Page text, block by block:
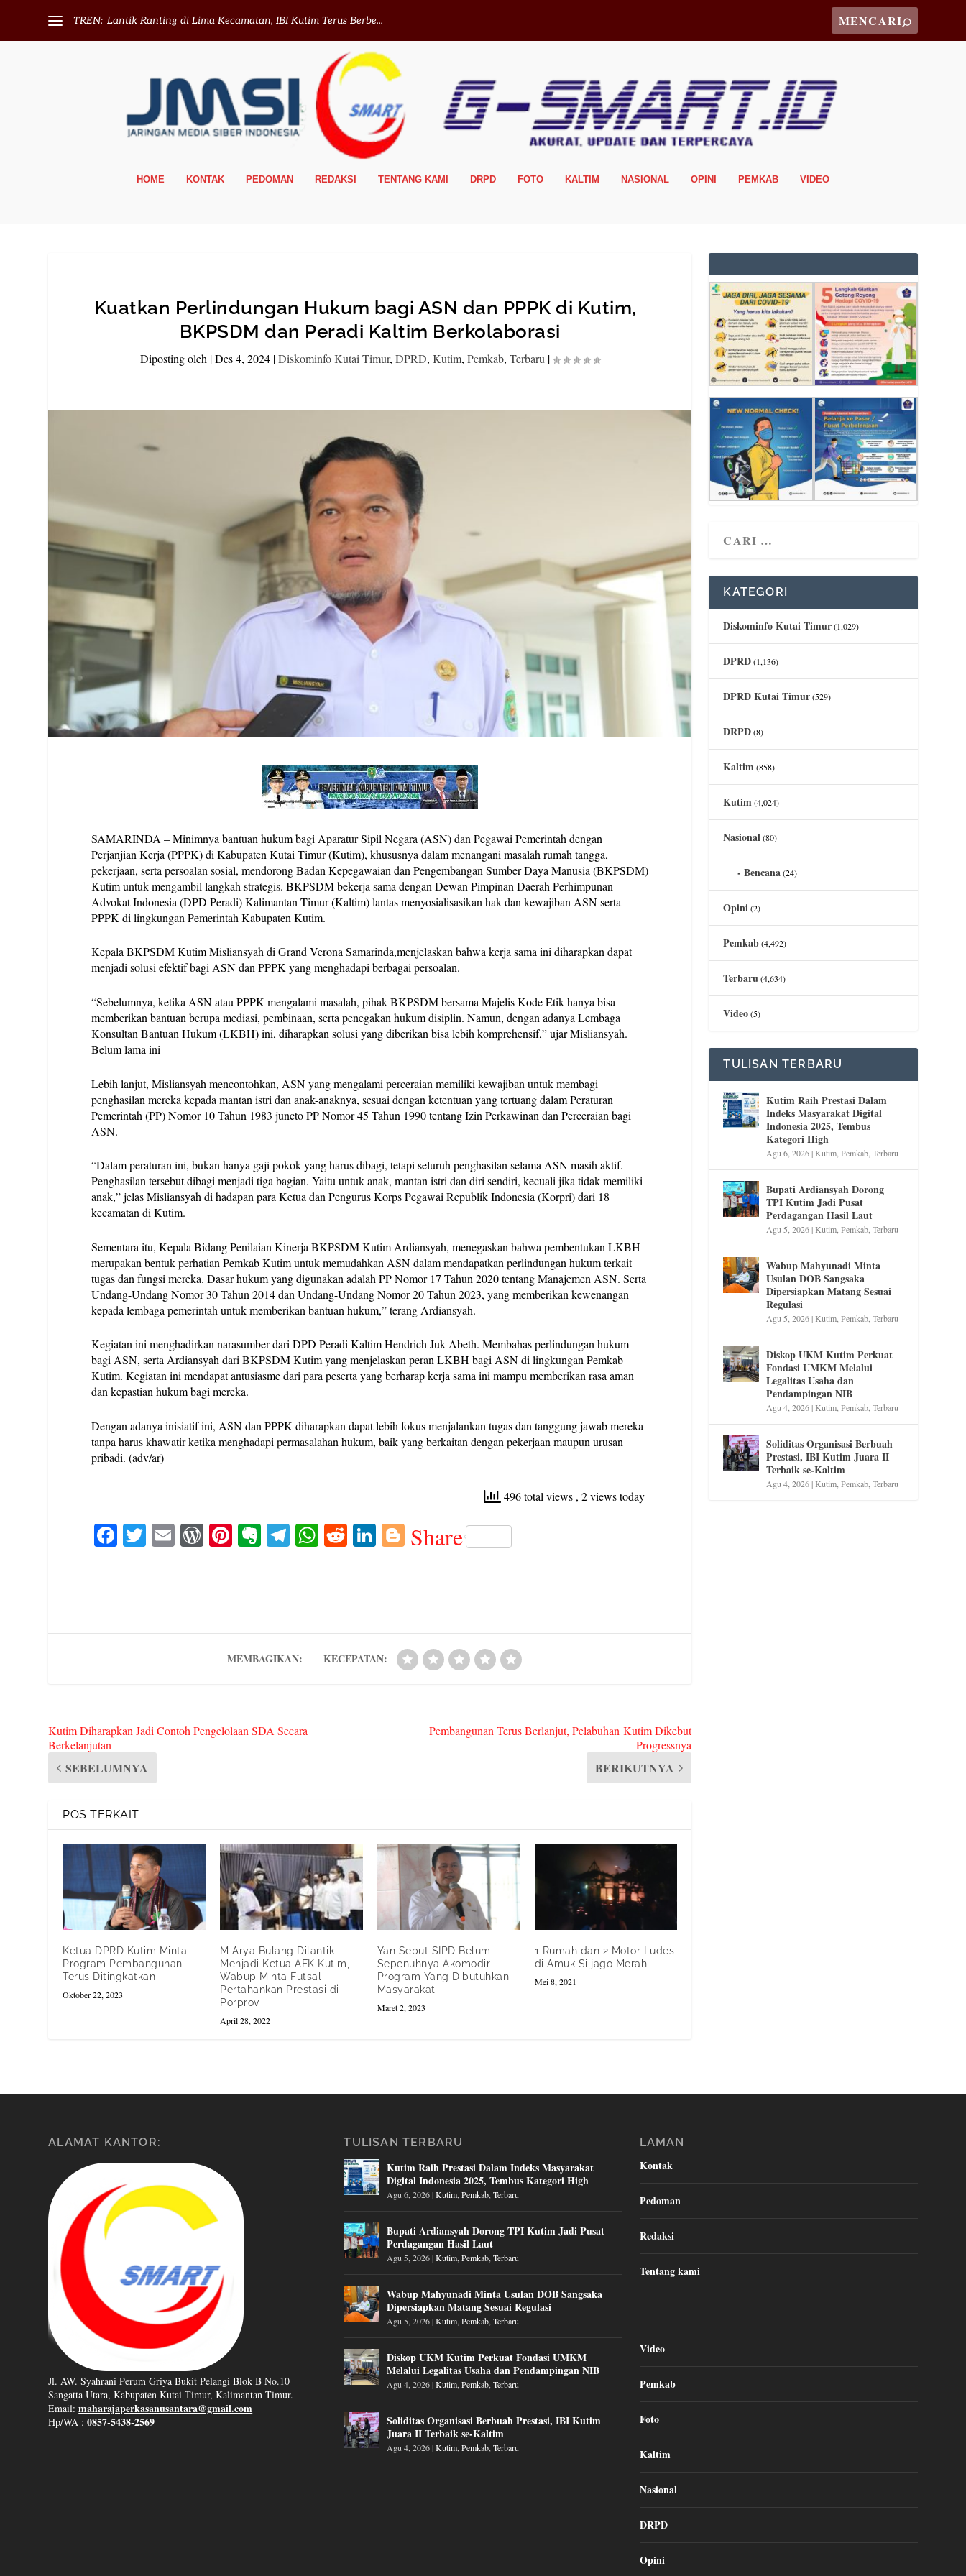
TREN: Lantik Ranting di Lima Kecamatan, IBI Kutim Terus Berbe...
HOME KONTAK PEDOMAN REDAKSI TENTANG KAMI DRPD FOTO KALTIM NASIONAL OPINI PEMKAB VIDEO
Kuatkan Perlindungan Hukum bagi ASN dan PPPK di Kutim,
BKPSDM dan Peradi Kaltim Berkolaborasi
Diposting oleh |Des 4, 2024|Diskominfo Kutai Timur, DPRD, Kutim, Pemkab, Terbaru |
SAMARINDA – Minimnya bantuan hukum bagi Aparatur Sipil Negara (ASN) dan Pegawai Pemerintah dengan
Perjanjian Kerja (PPPK) di Kabupaten Kutai Timur (Kutim), khususnya dalam menangani masalah rumah tangga,
pekerjaan, serta persoalan sosial, mendorong Badan Kepegawaian dan Pengembangan Sumber Daya Manusia (BKPSDM)
Kutim untuk mengambil langkah strategis. BKPSDM bekerja sama dengan Dewan Pimpinan Daerah Perhimpunan
Advokat Indonesia (DPD Peradi) Kalimantan Timur (Kaltim) lantas menyosialisasikan hak dan kewajiban ASN serta
PPPK di lingkungan Pemerintah Kabupaten Kutim.
Kepala BKPSDM Kutim Misliansyah di Grand Verona Samarinda,menjelaskan bahwa kerja sama ini diharapkan dapat
menjadi solusi efektif bagi ASN dan PPPK yang menghadapi berbagai persoalan.
“Sebelumnya, ketika ASN atau PPPK mengalami masalah, pihak BKPSDM bersama Majelis Kode Etik hanya bisa
memberikan bantuan berupa mediasi, pembinaan, serta penegakan hukum disiplin. Namun, dengan adanya Lembaga
Konsultan Bantuan Hukum (LKBH) ini, diharapkan solusi yang diberikan bisa lebih komprehensif,” ujar Misliansyah.
Belum lama ini
Lebih lanjut, Misliansyah mencontohkan, ASN yang mengalami perceraian memiliki kewajiban untuk membagi
penghasilan mereka kepada mantan istri dan anak-anaknya, sesuai dengan ketentuan yang tertuang dalam Peraturan
Pemerintah (PP) Nomor 10 Tahun 1983 juncto PP Nomor 45 Tahun 1990 tentang Izin Perkawinan dan Perceraian bagi
ASN.
“Dalam peraturan ini, bukan hanya gaji pokok yang harus dibagi, tetapi seluruh penghasilan selama ASN masih aktif.
Penghasilan tersebut dibagi menjadi tiga bagian. Yaitu untuk anak, mantan istri dan diri sendiri, kecuali jika tidak memiliki
anak,” jelas Misliansyah di hadapan para Ketua dan Pengurus Korps Pegawai Republik Indonesia (Korpri) dari 18
kecamatan di Kutim.
Sementara itu, Kepala Bidang Penilaian Kinerja BKPSDM Kutim Ardiansyah, menegaskan bahwa pembentukan LKBH
merupakan bentuk perhatian Pemkab Kutim untuk memudahkan ASN dalam mendapatkan perlindungan hukum terkait
tugas dan fungsi mereka. Dasar hukum yang digunakan adalah PP Nomor 17 Tahun 2020 tentang Manajemen ASN. Serta
Undang-Undang Nomor 30 Tahun 2014 dan Undang-Undang Nomor 20 Tahun 2023, yang memberikan kewenangan
kepada lembaga pemerintah untuk memberikan bantuan hukum,” terang Ardiansyah.
Kegiatan ini menghadirkan narasumber dari DPD Peradi Kaltim Hendrich Juk Abeth. Membahas perlindungan hukum
bagi ASN, serta Ardiansyah dari BKPSDM Kutim yang menjelaskan peran LKBH bagi ASN di lingkungan Pemkab
Kutim. Kegiatan ini mendapat antusiasme dari para peserta yang berharap kerja sama ini mampu memberikan rasa aman
dan kepastian hukum bagi mereka.
Dengan adanya inisiatif ini, ASN dan PPPK diharapkan dapat lebih fokus menjalankan tugas dan tanggung jawab mereka
tanpa harus khawatir ketika menghadapi permasalahan hukum, baik yang berkaitan dengan pekerjaan maupun urusan
pribadi. (adv/ar)
496 total views , 2 views today
Fa T E W
es
Pi
t
E
e
Te
m
W
pp
R Li Bl
Share
MEMBAGIKAN: KECEPATAN:
Kutim Diharapkan Jadi Contoh Pengelolaan SDA Secara
Berkelanjutan
SEBELUMNYA
Pembangunan Terus Berlanjut, Pelabuhan Kutim Dikebut
Progressnya
BERIKUTNYA
POS TERKAIT
Ketua DPRD Kutim Minta
Program Pembangunan
Terus Ditingkatkan
Oktober 22, 2023
M Arya Bulang Dilantik
Menjadi Ketua AFK Kutim,
Wabup Minta Futsal
Pertahankan Prestasi di
Porprov
April 28, 2022
Yan Sebut SIPD Belum
Sepenuhnya Akomodir
Program Yang Dibutuhkan
Masyarakat
Maret 2, 2023
1 Rumah dan 2 Motor Ludes
di Amuk Si jago Merah
Mei 8, 2021
KATEGORI
Diskominfo Kutai Timur(1,029)
DPRD(1,136)
DPRD Kutai Timur(529)
DRPD(8)
Kaltim(858)
Kutim(4,024)
Nasional(80)
Bencana(24)
Opini(2)
Pemkab(4,492)
Terbaru(4,634)
Video(5)
TULISAN TERBARU
Kutim Raih Prestasi Dalam
Indeks Masyarakat Digital
Indonesia 2025, Tembus
Kategori High
Agu 6, 2026|Kutim,Pemkab,Terbaru
Bupati Ardiansyah Dorong
TPI Kutim Jadi Pusat
Perdagangan Hasil Laut
Agu 5, 2026|Kutim,Pemkab,Terbaru
Wabup Mahyunadi Minta
Usulan DOB Sangsaka
Dipersiapkan Matang Sesuai
Regulasi
Agu 5, 2026|Kutim,Pemkab,Terbaru
Diskop UKM Kutim Perkuat
Fondasi UMKM Melalui
Legalitas Usaha dan
Pendampingan NIB
Agu 4, 2026|Kutim,Pemkab,Terbaru
Soliditas Organisasi Berbuah
Prestasi, IBI Kutim Juara II
Terbaik se-Kaltim
Agu 4, 2026|Kutim,Pemkab,Terbaru
ALAMAT KANTOR:
Jl. AW. Syahrani Perum Griya Bukit Pelangi Blok B No.10
Sangatta Utara, Kabupaten Kutai Timur, Kalimantan Timur.
Email:maharajaperkasanusantara@gmail.com
Hp/WA :0857-5438-2569
TULISAN TERBARU
Kutim Raih Prestasi Dalam Indeks Masyarakat
Digital Indonesia 2025, Tembus Kategori High
Agu 6, 2026|Kutim,Pemkab,Terbaru
Bupati Ardiansyah Dorong TPI Kutim Jadi Pusat
Perdagangan Hasil Laut
Agu 5, 2026|Kutim,Pemkab,Terbaru
Wabup Mahyunadi Minta Usulan DOB Sangsaka
Dipersiapkan Matang Sesuai Regulasi
Agu 5, 2026|Kutim,Pemkab,Terbaru
Diskop UKM Kutim Perkuat Fondasi UMKM
Melalui Legalitas Usaha dan Pendampingan NIB
Agu 4, 2026|Kutim,Pemkab,Terbaru
Soliditas Organisasi Berbuah Prestasi, IBI Kutim
Juara II Terbaik se-Kaltim
Agu 4, 2026|Kutim,Pemkab,Terbaru
LAMAN
Kontak
Pedoman
Redaksi
Tentang kami
Video
Pemkab
Foto
Kaltim
Nasional
DRPD
Opini